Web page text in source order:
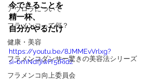
アウロラについて
フラメンコって何？
健康・美容
フラメンコダンサー驚きの美容法シリーズ
フラメンコ向上委員会
今できることを
精一杯、
自分がやるだけ
https://youtu.be/8JMMEvVrlxg?
si=bmNdfjIwFr5lRidz